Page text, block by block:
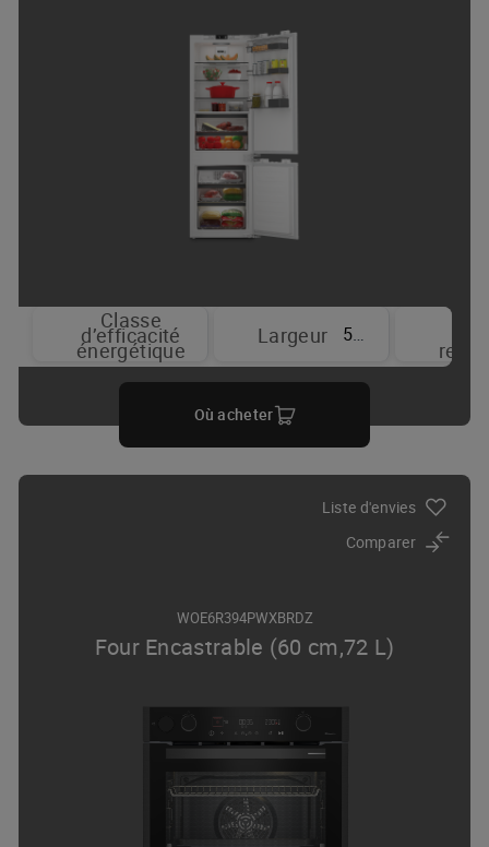
Classe
d’efficacité
énergétique
Largeur 55.6 cm
Où acheter
Liste d'envies
Comparer
WOE6R394PWXBRDZ
Four Encastrable (60 cm,72 L)